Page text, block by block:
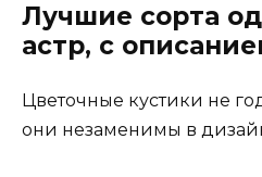
Лучшие сорта
астр, с
Цветочные кустики не
они незаменимы в